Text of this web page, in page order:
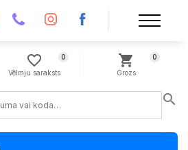
favorite_border
Vēlmju saraksts
0 shopping_cart
Grozs
0
search